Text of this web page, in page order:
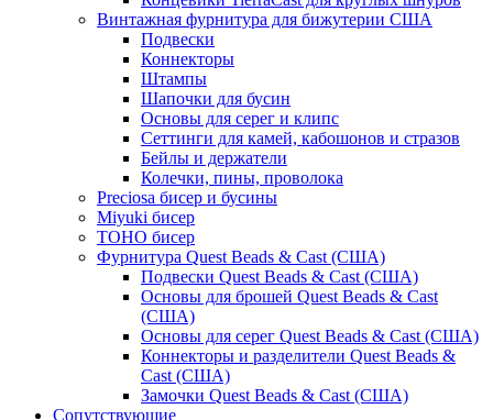
Винтажная фурнитура для бижутерии США
Подвески
Коннекторы
Штампы
Шапочки для бусин
Основы для серег и клипс
Сеттинги для камей, кабошонов и стразов
Бейлы и держатели
Колечки, пины, проволока
Preciosa бисер и бусины
Miyuki бисер
TOHO бисер
Фурнитура Quest Beads & Cast (США)
Подвески Quest Beads & Cast (США)
Основы для брошей Quest Beads & Cast
(США)
Основы для серег Quest Beads & Cast (США)
Коннекторы и разделители Quest Beads &
Cast (США)
Замочки Quest Beads & Cast (США)
Сопутствующие